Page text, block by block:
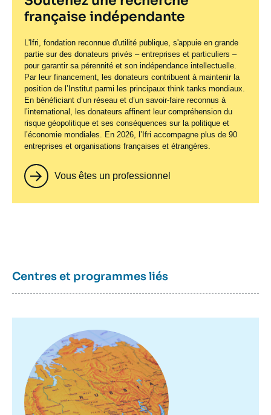
française indépendante
L'Ifri, fondation reconnue d'utilité publique, s'appuie en grande
partie sur des donateurs privés – entreprises et particuliers –
pour garantir sa pérennité et son indépendance intellectuelle.
Par leur financement, les donateurs contribuent à maintenir la
position de l’Institut parmi les principaux think tanks mondiaux.
En bénéficiant d’un réseau et d’un savoir-faire reconnus à
l’international, les donateurs affinent leur compréhension du
risque géopolitique et ses conséquences sur la politique et
l’économie mondiales. En 2026, l’Ifri accompagne plus de 90
entreprises et organisations françaises et étrangères.
Vous êtes un professionnel
Centres et programmes liés
principale